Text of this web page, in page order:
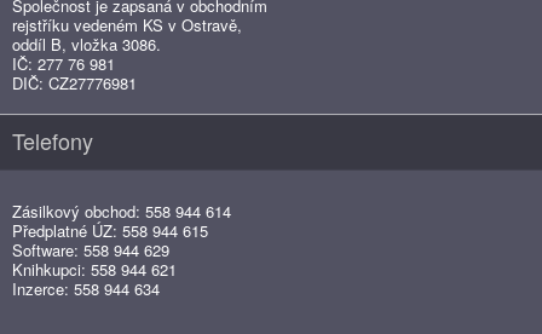
Společnost je zapsaná v obchodním
rejstříku vedeném KS v Ostravě,
oddíl B, vložka 3086.
IČ: 277 76 981
DIČ: CZ27776981
Telefony
Zásilkový obchod: 558 944 614
Předplatné ÚZ: 558 944 615
Software: 558 944 629
Knihkupci: 558 944 621
Inzerce: 558 944 634